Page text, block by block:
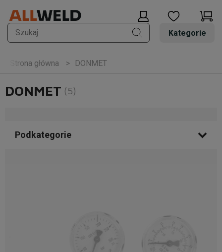
Kategorie
Strona główna DONMET
DONMET (5)
Podkategorie